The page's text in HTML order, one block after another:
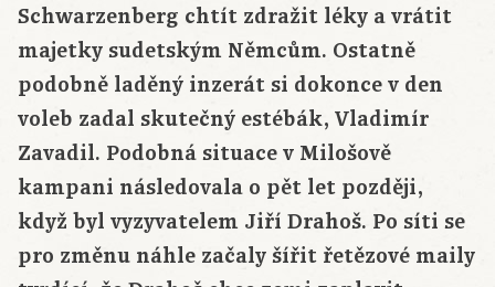
Schwarzenberg chtít zdražit léky a vrátit
majetky sudetským Němcům. Ostatně
podobně laděný inzerát si dokonce v den
voleb zadal skutečný estébák, Vladimír
Zavadil. Podobná situace v Milošově
kampani následovala o pět let později,
když byl vyzyvatelem Jiří Drahoš. Po síti se
pro změnu náhle začaly šířit řetězové maily